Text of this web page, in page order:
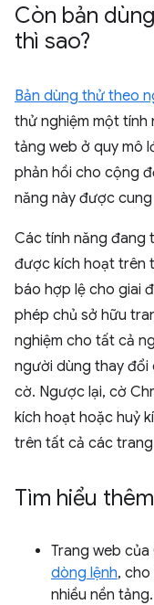
Còn bản
thì sao?
Bản dùng thử theo
thử nghiệm một tính
tảng web ở quy mô
phản hồi cho cộng
năng này được
Các tính năng đang
được kích hoạt trên
báo hợp lệ cho giai
phép chủ sở hữu
nghiệm cho tất cả
người dùng thay
cờ. Ngược lại, cờ
kích hoạt hoặc huỷ
trên tất cả các
Tìm hiểu thêm
Trang web của
dòng lệnh,
nhiều nền tảng.